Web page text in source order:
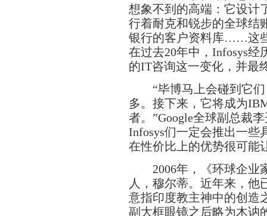
想象不到的高端：它设计
行着耐克和锐步的全球结
银行的客户资料库……这
在过去20年中，Infosys经
的IT咨询这一变化，并最
“毕博马上会碰到它们
多。接下来，它将成为
者。”Google全球副总裁
Infosys们一定会推出一些
在性价比上的优势很可能
2006年，《环球企业
人，穆尔蒂。近年来，他
意指印度教主神中的创造
副大框眼镜之后略为木讷